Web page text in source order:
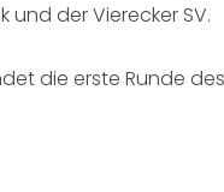
der Vierecker SV.
die erste Runde